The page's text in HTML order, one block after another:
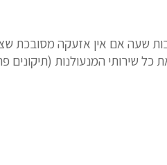
שעה אם אין אזעקה מסובכת
שירותי המנעולנות (תיקונים